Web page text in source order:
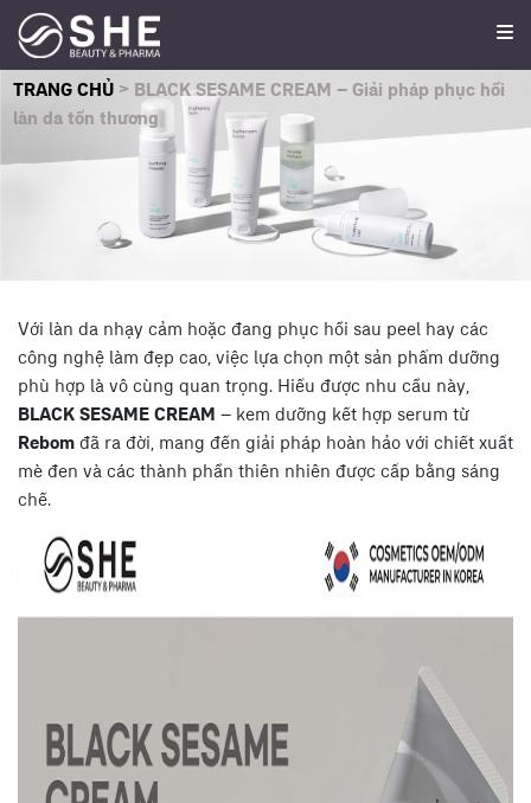
TRANG CHỦ > BLACK SESAME CREAM – Giải pháp phục hồi
làn da tổn thương
Với làn da nhạy cảm hoặc đang phục hồi sau peel hay các
công nghệ làm đẹp cao, việc lựa chọn một sản phẩm dưỡng
phù hợp là vô cùng quan trọng. Hiểu được nhu cầu này,
BLACK SESAME CREAM – kem dưỡng kết hợp serum từ
Rebom đã ra đời, mang đến giải pháp hoàn hảo với chiết xuất
mè đen và các thành phần thiên nhiên được cấp bằng sáng
chế.